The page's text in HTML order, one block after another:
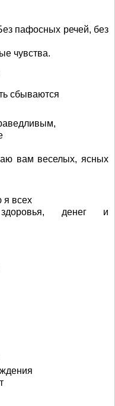
пафосных речей, без
чувства.
сбываются
вам веселых, ясных
я всех
денег и